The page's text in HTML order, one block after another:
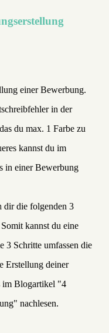
einer Bewerbung.
in der
du max. 1 Farbe zu
kannst du im
in einer Bewerbung
dir die folgenden 3
kannst du eine
3 Schritte umfassen die
Erstellung deiner
im Blogartikel "4
nachlesen.